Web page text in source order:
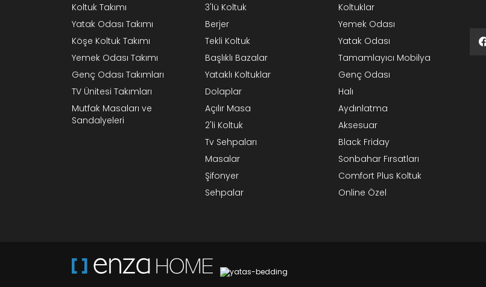
Koltuk Takımı
Yatak Odası Takımı
Köşe Koltuk Takımı
Yemek Odası Takımı
Genç Odası Takımları
TV Ünitesi Takımları
Mutfak Masaları ve
Sandalyeleri
3'lü Koltuk
Berjer
Tekli Koltuk
Başlıklı Bazalar
Yataklı Koltuklar
Dolaplar
Açılır Masa
2'li Koltuk
Tv Sehpaları
Masalar
Şifonyer
Sehpalar
Koltuklar
Yemek Odası
Yatak Odası
Tamamlayıcı Mobilya
Genç Odası
Halı
Aydınlatma
Aksesuar
Black Friday
Sonbahar Fırsatları
Comfort Plus Koltuk
Online Özel